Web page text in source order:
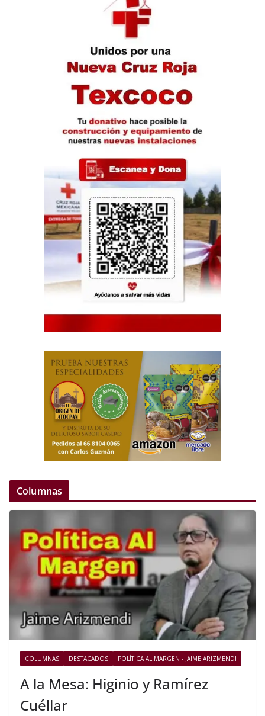
Columnas
COLUMNAS DESTACADOS POLÍTICA AL MARGEN - JAIME ARIZMENDI
A la Mesa: Higinio y Ramírez
Cuéllar